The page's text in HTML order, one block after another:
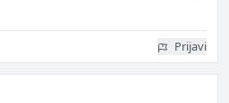
Prijavi